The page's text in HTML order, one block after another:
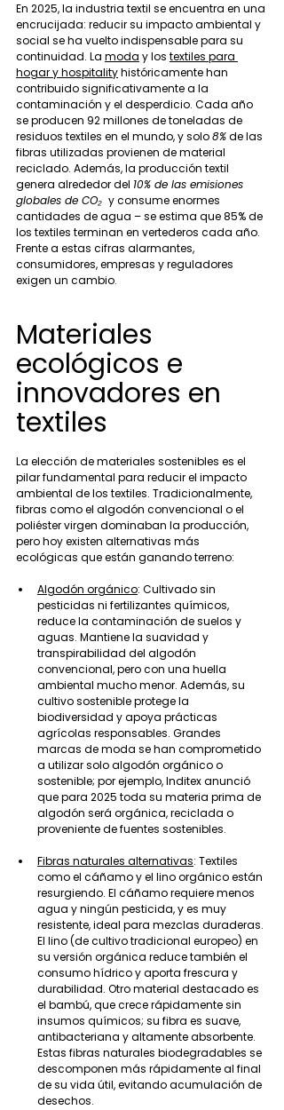
En 2025, la industria textil se encuentra en una
encrucijada: reducir su impacto ambiental y
social se ha vuelto indispensable para su
continuidad. La moda y los textiles para
hogar y hospitality históricamente han
contribuido significativamente a la
contaminación y el desperdicio. Cada año
se producen 92 millones de toneladas de
residuos textiles en el mundo, y solo 8% de las
fibras utilizadas provienen de material
reciclado. Además, la producción textil
genera alrededor del 10% de las emisiones
globales de CO₂ y consume enormes
cantidades de agua – se estima que 85% de
los textiles terminan en vertederos cada año.
Frente a estas cifras alarmantes,
consumidores, empresas y reguladores
exigen un cambio.
Materiales
ecológicos e
innovadores en
textiles
La elección de materiales sostenibles es el
pilar fundamental para reducir el impacto
ambiental de los textiles. Tradicionalmente,
fibras como el algodón convencional o el
poliéster virgen dominaban la producción,
pero hoy existen alternativas más
ecológicas que están ganando terreno:
Algodón orgánico: Cultivado sin
pesticidas ni fertilizantes químicos,
reduce la contaminación de suelos y
aguas. Mantiene la suavidad y
transpirabilidad del algodón
convencional, pero con una huella
ambiental mucho menor. Además, su
cultivo sostenible protege la
biodiversidad y apoya prácticas
agrícolas responsables. Grandes
marcas de moda se han comprometido
a utilizar solo algodón orgánico o
sostenible; por ejemplo, Inditex anunció
que para 2025 toda su materia prima de
algodón será orgánica, reciclada o
proveniente de fuentes sostenibles.
Fibras naturales alternativas: Textiles
como el cáñamo y el lino orgánico están
resurgiendo. El cáñamo requiere menos
agua y ningún pesticida, y es muy
resistente, ideal para mezclas duraderas.
El lino (de cultivo tradicional europeo) en
su versión orgánica reduce también el
consumo hídrico y aporta frescura y
durabilidad. Otro material destacado es
el bambú, que crece rápidamente sin
insumos químicos; su fibra es suave,
antibacteriana y altamente absorbente.
Estas fibras naturales biodegradables se
descomponen más rápidamente al final
de su vida útil, evitando acumulación de
desechos.